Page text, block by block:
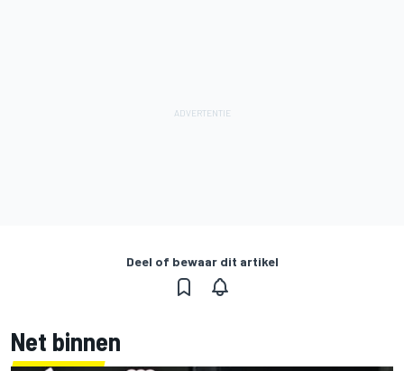
Deel of bewaar dit artikel
Net binnen